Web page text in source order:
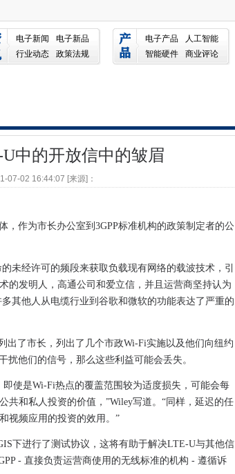
电子新闻
电子新品
行业动态
政策法规
电子产品
人工智能
智能硬件
商业评论
眉
陷将网站公开到黑客攻击
用引擎在恶意软件担忧
帽虚拟的全球网络
，你会得到什么？此算法可以显示您
困车的阻碍
数据气球
的客户数据是真实的
金支付给网络攻击者
和8.1更新 - 但请勿将其称为服务包
战
米
码的情况下建立自己的应用程序
耳机插孔
得庞大的支持
协会
中的开放信中的皱眉
07-02 16:44:07 [来源]：
，作为市长办公室到3GPP标准机构的政策制定者的公
未经许可的频段来获取负载现有网络的载波技术，引
的发明人，高通公司和爱立信，并且运营商坚持认为
其他人从电缆行业到谷歌和微软的功能表达了严重的
出了市长，列出了几个市政Wi-Fi实施以及他们向纽约
扰他们的信号，那么这些利益可能会丢失。
使是Wi-Fi热点的覆盖范围较为适度损失，可能会每
共和私人投资的价值，”Wiley写道。“同样，延迟的任
视频应用的投资的效用。”
下进行了测试协议，这将有助于解决LTE-U与其他信
- 直接负责运营商使用的无线标准的机构 - 遵循诉